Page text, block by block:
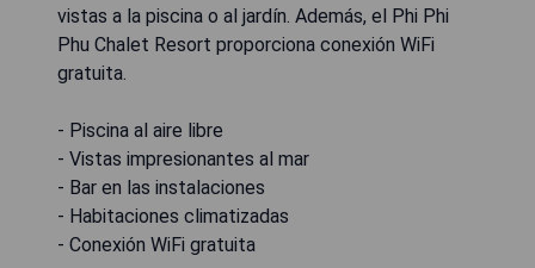
vistas a la piscina o al jardín. Además, el Phi Phi
Phu Chalet Resort proporciona conexión WiFi
gratuita.
- Piscina al aire libre
- Vistas impresionantes al mar
- Bar en las instalaciones
- Habitaciones climatizadas
- Conexión WiFi gratuita